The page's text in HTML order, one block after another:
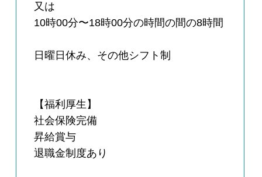
又は
10時00分〜18時00分の時間の間の8時間
日曜日休み、その他シフト制
【福利厚生】
社会保険完備
昇給賞与
退職金制度あり